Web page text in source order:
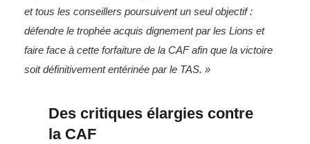
et tous les conseillers poursuivent un seul objectif :
défendre le trophée acquis dignement par les Lions et
faire face à cette forfaiture de la CAF afin que la victoire
soit définitivement entérinée par le TAS. »
Des critiques élargies contre
la CAF